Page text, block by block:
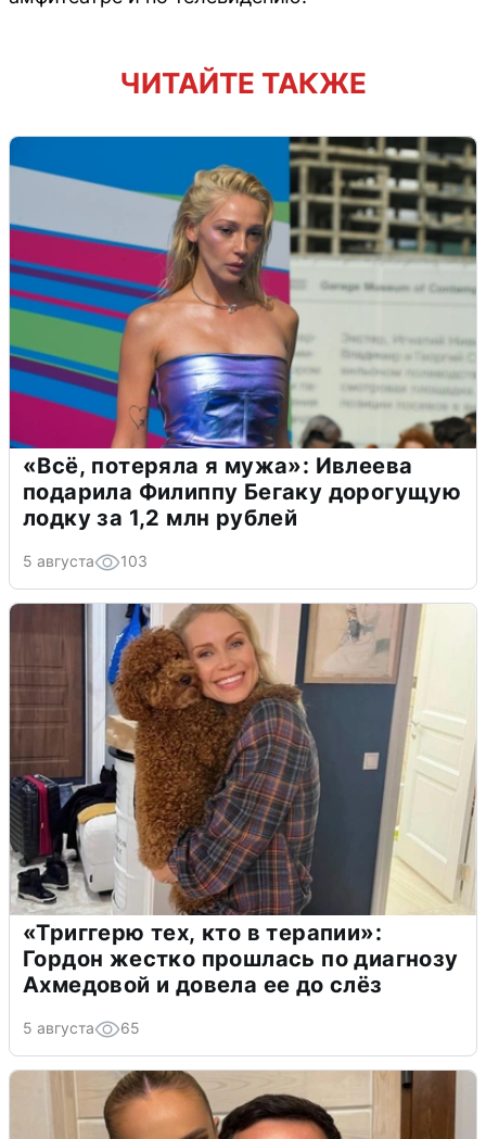
ЧИТАЙТЕ ТАКЖЕ
«Всё, потеряла я мужа»: Ивлеева
подарила Филиппу Бегаку дорогущую
лодку за 1,2 млн рублей
5 августа 103
«Триггерю тех, кто в терапии»:
Гордон жестко прошлась по диагнозу
Ахмедовой и довела ее до слёз
5 августа 65